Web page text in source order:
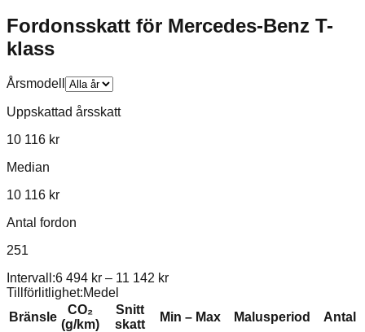
Fordonsskatt för Mercedes-Benz T-
klass
Årsmodell
Uppskattad årsskatt
10 116 kr
Median
10 116 kr
Antal fordon
251
Intervall:6 494 kr – 11 142 kr
Tillförlitlighet:Medel
Bränsle
CO₂
(g/km)
Snitt
skatt
Min – Max Malusperiod Antal